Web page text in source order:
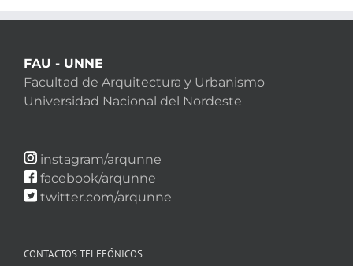
FAU - UNNE
Facultad de Arquitectura y Urbanismo
Universidad Nacional del Nordeste
instagram/arqunne
facebook/arqunne
twitter.com/arqunne
CONTACTOS TELEFÓNICOS